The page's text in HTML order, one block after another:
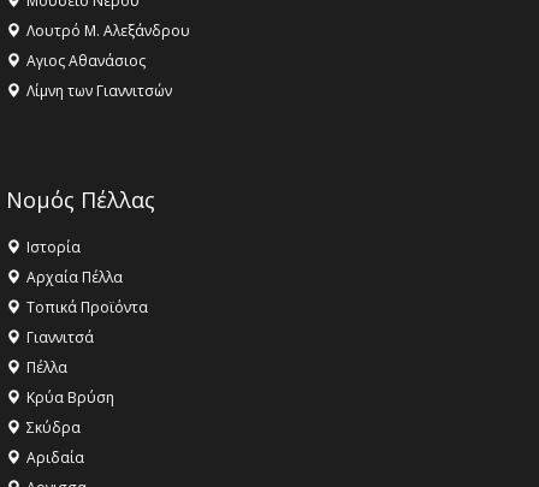
Λουτρό Μ. Αλεξάνδρου
Αγιος Αθανάσιος
Λίμνη των Γιαννιτσών
Νομός Πέλλας
Ιστορία
Αρχαία Πέλλα
Τοπικά Προϊόντα
Γιαννιτσά
Πέλλα
Κρύα Βρύση
Σκύδρα
Αριδαία